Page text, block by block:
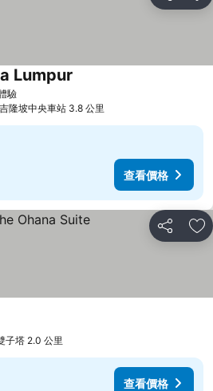
驗查看價格
Lumpur
隆坡中央車站 3.8 公里
查看價格
分享 加
價格
子塔 2.0 公里
查看價格